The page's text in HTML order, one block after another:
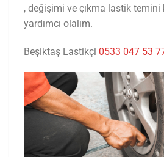
, değişimi ve çıkma lastik temini
yardımcı olalım.
Beşiktaş Lastikçi 0533 047 53